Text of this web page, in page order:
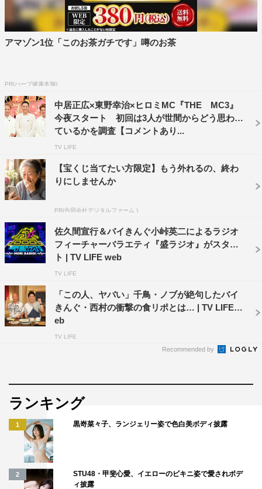
いるという高齢化、（40代の）バイきんぐの西村瑞樹君が
ヤングチームでハゲているのはどうなのかなと」と笑っ
た。
が、VTRには必ず当時のアルバムが出てきて、古い写真を
見ながらしゃべっているのが、今は逆に新鮮に感じまし
た。ご家族で見てもらえる番組になっていて、僕もいろい
ろ懐かしくて楽しかったです」とコメントした。
■スポーツジムがないとき、ダイエットはどうしてた？
60代以上ならCMソングを聞けば思い出す、当時バカ売れ
グチームも大爆笑。スタジオに登場したダイエット器具に
町田啓太が挑戦する。
■海外ハネムーンが一般的でないとき、どこに行ってい
50代までの人に聞くと、北海道や沖縄、または箱根や熱海
あたりを想像するが、60代以上の人に聞くと一様にある場
所を答えた。当時は新婚旅行先としてあまりに人気で、新
婚旅行者専用の列車まで走っていたという。ハワイが夢の
■宅配便がない時代、どうやって荷物を運んでいた？
70代以上の人に聞くと、送りたい荷物をある場所に持って
行っていたという。今ではなくなってしまったその方法と
は？
■使い捨てカイロがない時代、どうしてた？
アマゾン1位「このお茶ガチです」噂のお茶
PR(ハーブ健康本舗)
中居正広×東野幸治×ヒロミMC『THE MC3』
今夜スタート 初回は3人が世間からどう思われ
ているかを調査【コメントあり...
TV LIFE
【宝くじ当てたい方限定】もう外れるの、終わ
りにしませんか
PR(合同会社デジタルファーム )
佐久間宣行＆バイきんぐ小峠英二によるラジオ
フィーチャーバラエティ『盛ラジオ』がスター
ト | TV LIFE web
TV LIFE
「この人、ヤバい」千鳥・ノブが絶句したバイ
きんぐ・西村の衝撃の食リポとは… | TV LIFE w
eb
TV LIFE
Recommended by
ランキング
1 黒嵜菜々子、ランジェリー姿で色白美ボディ披露
2
STU48・甲斐心愛、イエローのビキニ姿で愛されボデ
ィ披露